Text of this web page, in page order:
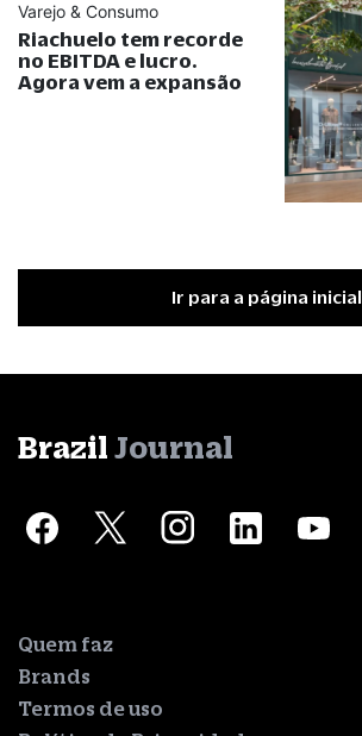
Varejo & Consumo
Riachuelo tem recorde
no EBITDA e lucro.
Agora vem a expansão
Ir para a página inicial
Brazil Journal
Quem faz
Brands
Termos de uso